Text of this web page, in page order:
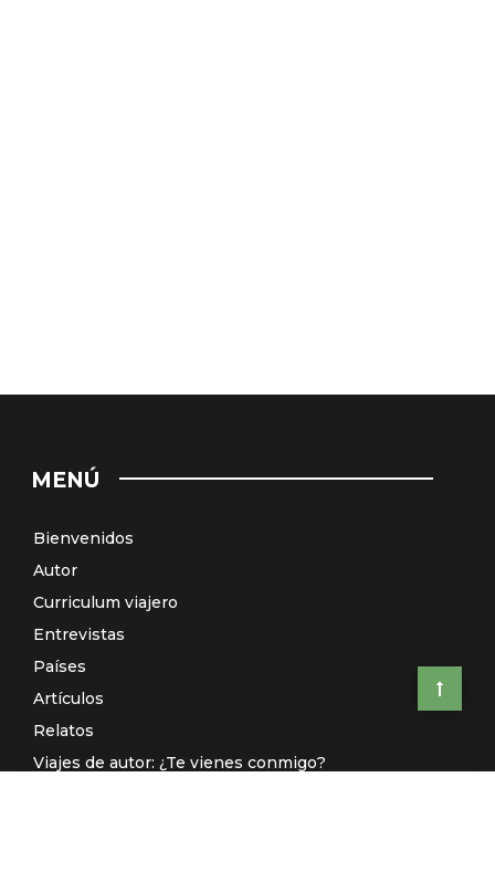
MENÚ
Bienvenidos
Autor
Curriculum viajero
Entrevistas
Países
Artículos
Relatos
Viajes de autor: ¿Te vienes conmigo?